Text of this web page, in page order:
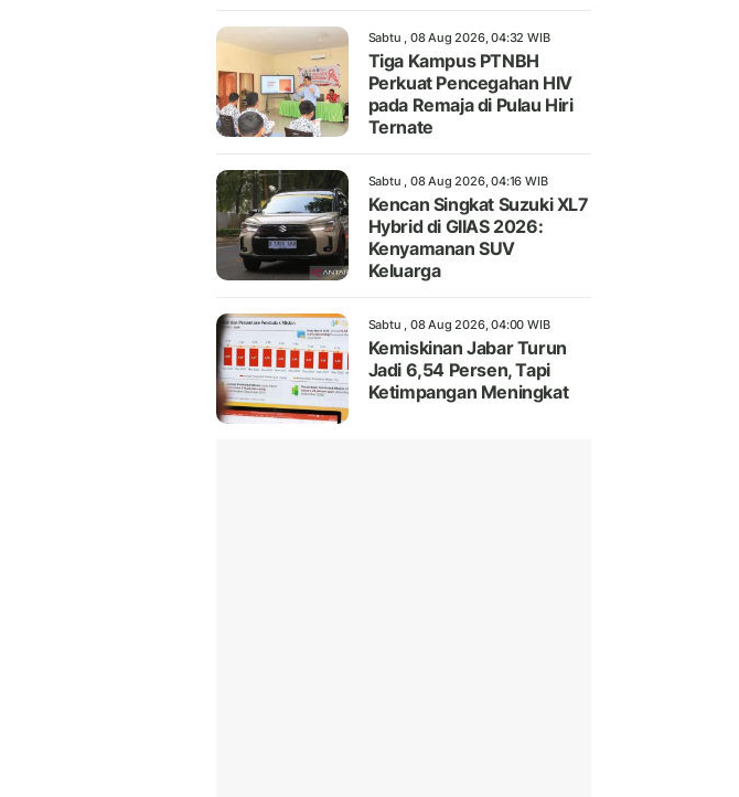
Sabtu , 08 Aug 2026, 04:32 WIB
Tiga Kampus PTNBH
Perkuat Pencegahan HIV
pada Remaja di Pulau Hiri
Ternate
Sabtu , 08 Aug 2026, 04:16 WIB
Kencan Singkat Suzuki XL7
Hybrid di GIIAS 2026:
Kenyamanan SUV
Keluarga
Sabtu , 08 Aug 2026, 04:00 WIB
Kemiskinan Jabar Turun
Jadi 6,54 Persen, Tapi
Ketimpangan Meningkat